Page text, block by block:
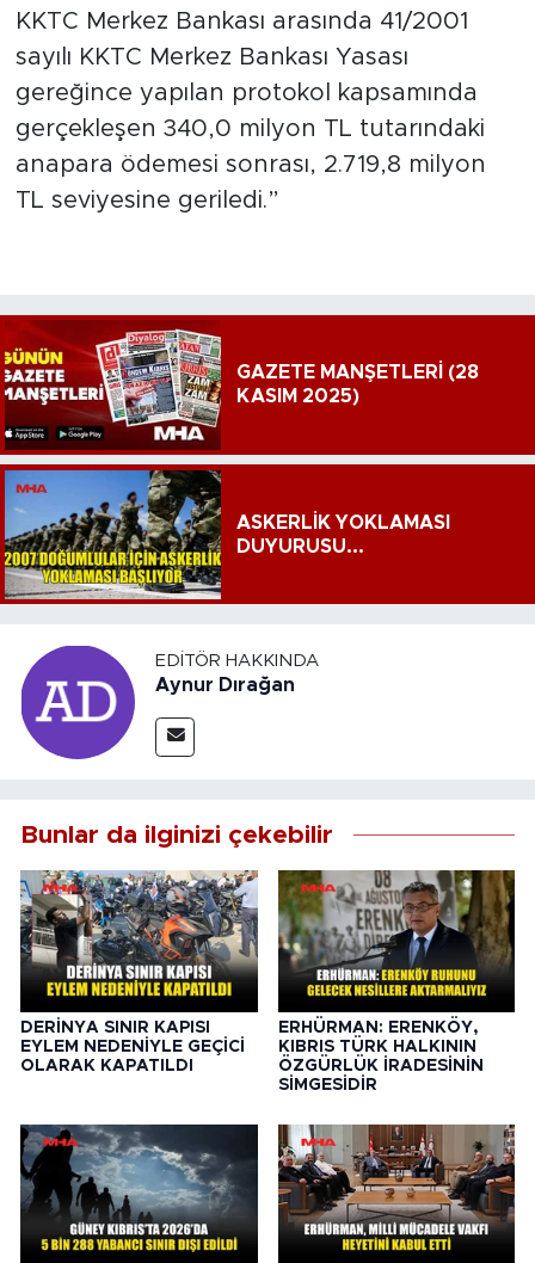
KKTC Merkez Bankası arasında 41/2001
sayılı KKTC Merkez Bankası Yasası
gereğince yapılan protokol kapsamında
gerçekleşen 340,0 milyon TL tutarındaki
anapara ödemesi sonrası, 2.719,8 milyon
TL seviyesine geriledi.”
GAZETE MANŞETLERİ (28
KASIM 2025)
ASKERLİK YOKLAMASI
DUYURUSU...
EDITÖR HAKKINDA
Aynur Dırağan
Bunlar da ilginizi çekebilir
DERİNYA SINIR KAPISI
EYLEM NEDENİYLE GEÇİCİ
OLARAK KAPATILDI
ERHÜRMAN: ERENKÖY,
KIBRIS TÜRK HALKININ
ÖZGÜRLÜK İRADESİNİN
SİMGESİDİR